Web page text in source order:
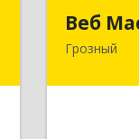
Веб
Грозный